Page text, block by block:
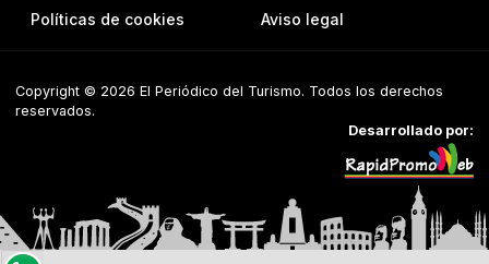
Políticas de cookies
Aviso legal
Copyright © 2026 El Periódico del Turismo. Todos los derechos
reservados.
Desarrollado por: